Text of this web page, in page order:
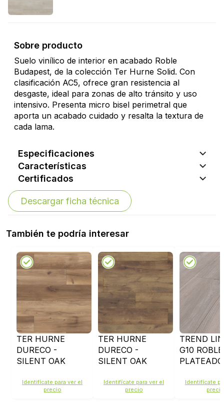
Sobre producto
Suelo vinílico de interior en acabado Roble
Budapest, de la colección Ter Hurne Solid. Con
clasificación AC5, ofrece gran resistencia al
desgaste, ideal para zonas de alto tránsito y uso
intensivo. Presenta micro bisel perimetral que
aporta un acabado cuidado y resalta la textura de
cada lama.
Especificaciones
Características
Certificados
Descargar ficha técnica
También te podría interesar
TER HURNE
DURECO -
SILENT OAK
Identifícate para ver el
precio
TER HURNE
DURECO -
SILENT OAK
Identifícate para ver el
precio
TREND
G10
Identifícate
precio